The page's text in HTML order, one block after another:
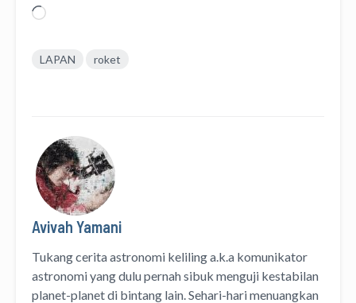
Memuat...
LAPAN roket
Avivah Yamani
Tukang cerita astronomi kelilinga.k.a komunikator
astronomiyang dulu pernah sibuk menguji kestabilan
planet-planet di bintang lain. Sehari-hari menuangkan